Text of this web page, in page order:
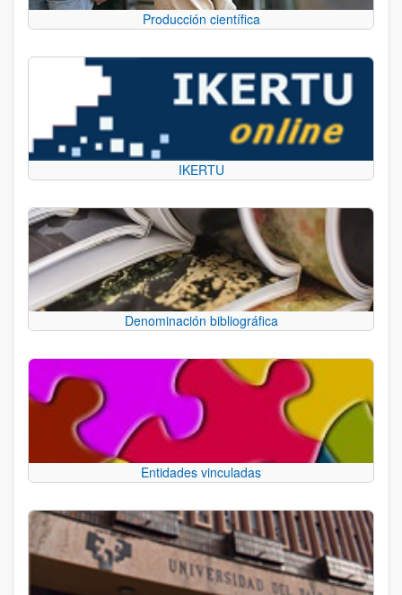
Producción científica
IKERTU
Denominación bibliográfica
Entidades vinculadas